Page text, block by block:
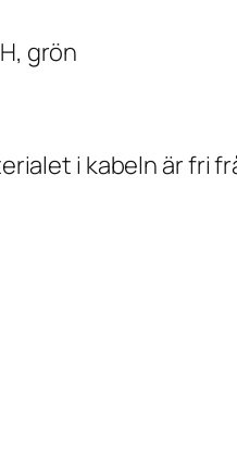
grön
i kabeln är fri